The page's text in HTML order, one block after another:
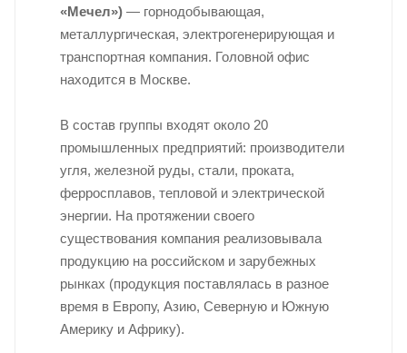
«Мечел») — горнодобывающая,
металлургическая, электрогенерирующая и
транспортная компания. Головной офис
находится в Москве.
В состав группы входят около 20
промышленных предприятий: производители
угля, железной руды, стали, проката,
ферросплавов, тепловой и электрической
энергии. На протяжении своего
существования компания реализовывала
продукцию на российском и зарубежных
рынках (продукция поставлялась в разное
время в Европу, Азию, Северную и Южную
Америку и Африку).